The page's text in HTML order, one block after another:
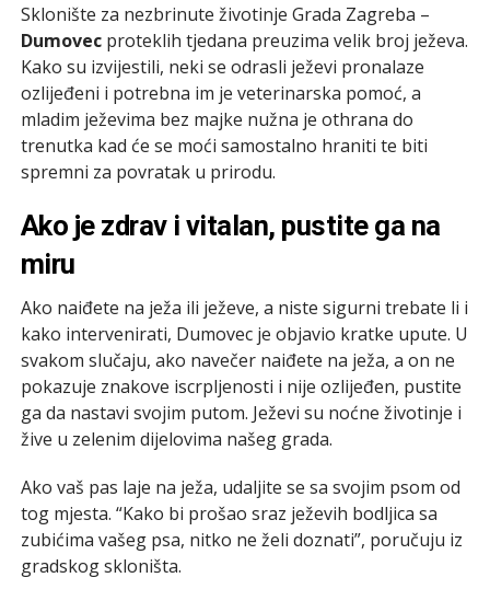
Sklonište za nezbrinute životinje Grada Zagreba –
Dumovecproteklih tjedana preuzima velik broj ježeva.
Kako su izvijestili, neki se odrasli ježevi pronalaze
ozlijeđeni i potrebna im je veterinarska pomoć, a
mladim ježevima bez majke nužna je othrana do
trenutka kad će se moći samostalno hraniti te biti
spremni za povratak u prirodu.
Ako je zdrav i vitalan, pustite ga na
miru
Ako naiđete na ježa ili ježeve, a niste sigurni trebate li i
kako intervenirati, Dumovec je objavio kratke upute. U
svakom slučaju, ako navečer naiđete na ježa, a on ne
pokazuje znakove iscrpljenosti i nije ozlijeđen, pustite
ga da nastavi svojim putom. Ježevi su noćne životinje i
žive u zelenim dijelovima našeg grada.
Ako vaš pas laje na ježa, udaljite se sa svojim psom od
tog mjesta. “Kako bi prošao sraz ježevih bodljica sa
zubićima vašeg psa, nitko ne želi doznati”, poručuju iz
gradskog skloništa.